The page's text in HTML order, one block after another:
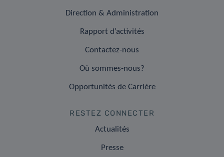
Direction & Administration
Rapport d’activités
Contactez-nous
Où sommes-nous?
Opportunités de Carrière
RESTEZ CONNECTER
Actualités
Presse